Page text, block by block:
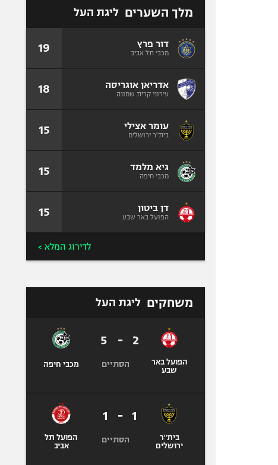
מלך השערים ליגת העל
דור פרץ
מכבי תל אביב 19
אדריאן אוגריסה
עירוני קרית שמונה 18
עומר אצילי
בית"ר ירושלים 15
גיא מלמד
מכבי חיפה 15
דן ביטון
הפועל באר שבע 15
לדירוג המלא >
משחקים ליגת העל
הפועל באר
שבע
2
-
5
הסתיים מכבי חיפה
בית"ר
ירושלים
1
-
1
הסתיים
הפועל תל
אביב